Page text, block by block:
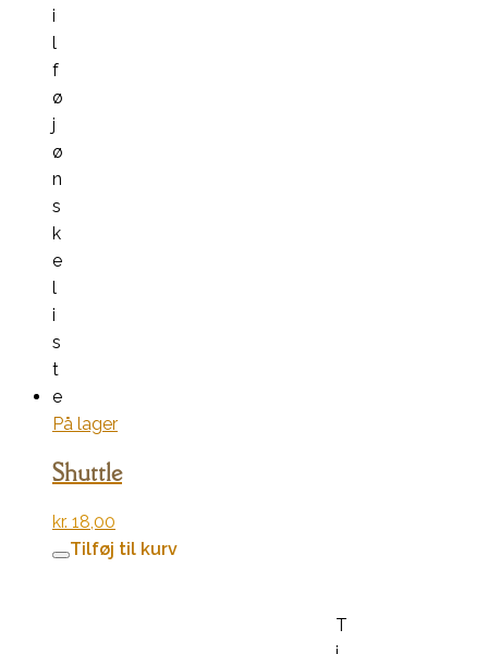
i
l
f
ø
j
ø
n
s
k
e
l
i
s
t
e
På lager
Shuttle
kr. 18,00
Tilføj til kurv
T